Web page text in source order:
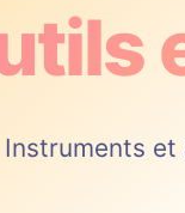
Instruments